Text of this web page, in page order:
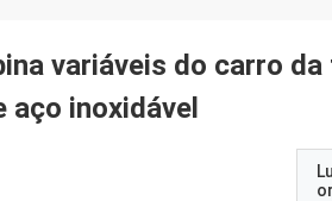
variáveis do carro
inoxidável